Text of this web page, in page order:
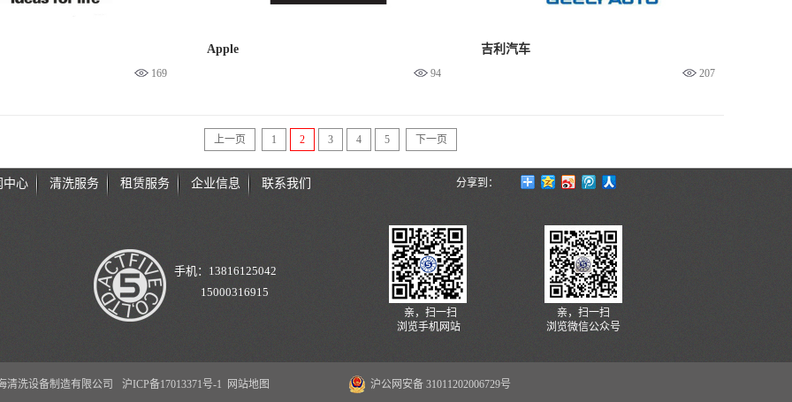
169
Apple
94
吉利汽车
207
上一页 1 2 3 4 5 下一页
中心 清洗服务 租赁服务 企业信息 联系我们
洗设备制造有限公司 沪ICP备17013371号-1 网站地图
手机：13816125042
15000316915
亲，扫一扫
浏览手机网站
亲，扫一扫
浏览微信公众号
分享到：
沪公网安备 31011202006729号